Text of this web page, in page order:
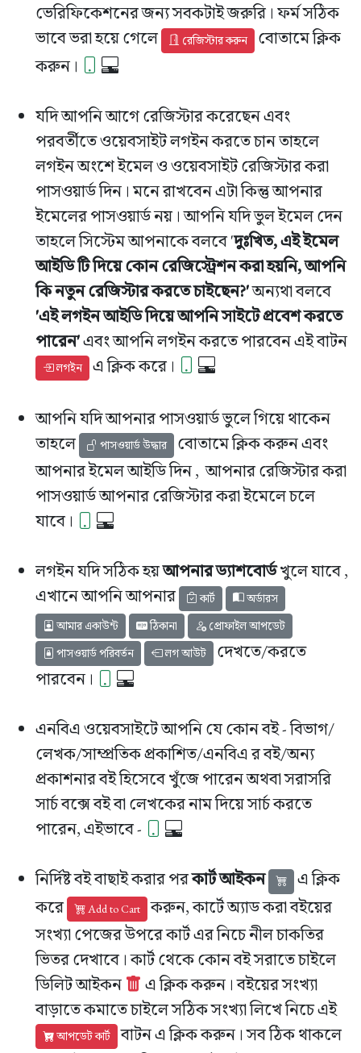
ভেরিফিকেশনের জন্য সবকটাই জরুরি। ফর্ম সঠিক
ভাবে ভরা হয়ে গেলে
রেজিস্টার করুন
বোতামে ক্লিক
করুন।
যদি আপনি আগে রেজিস্টার করেছেন এবং
পরবর্তীতে ওয়েবসাইট লগইন করতে চান তাহলে
লগইন অংশে ইমেল ও ওয়েবসাইট রেজিস্টার করা
পাসওয়ার্ড দিন। মনে রাখবেন এটা কিন্তু আপনার
ইমেলের পাসওয়ার্ড নয়। আপনি যদি ভুল ইমেল দেন
তাহলে সিস্টেম আপনাকে বলবে 'দুঃখিত, এই ইমেল
আইডি টি দিয়ে কোন রেজিস্ট্রেশন করা হয়নি, আপনি
কি নতুন রেজিস্টার করতে চাইছেন?'অন্যথা বলবে
'এই লগইন আইডি দিয়ে আপনি সাইটে প্রবেশ করতে
পারেন'এবংআপনি লগইন করতে পারবেন এই বাটন
লগইন এ ক্লিক করে।
আপনি যদি আপনার পাসওয়ার্ড ভুলে গিয়ে থাকেন
তাহলে
পাসওয়ার্ড উদ্ধার
বোতামে ক্লিক করুন এবং
আপনার ইমেল আইডি দিন , আপনার রেজিস্টার করা
পাসওয়ার্ড আপনার রেজিস্টার করা ইমেলে চলে
যাবে।
লগইন যদি সঠিক হয়আপনার ড্যাশবোর্ডখুলে যাবে ,
এখানে আপনি আপনার
কার্ট
অর্ডারস
আমার একাউন্ট
ঠিকানা
প্রোফাইল আপডেট
পাসওয়ার্ড পরিবর্তন
লগ আউট
দেখতে/করতে
পারবেন।
এনবিএ ওয়েবসাইটে আপনি যে কোন বই - বিভাগ/
লেখক/সাম্প্রতিক প্রকাশিত/এনবিএ র বই/অন্য
প্রকাশনার বই হিসেবে খুঁজে পারেন অথবা সরাসরি
সার্চ বক্সে বই বা লেখকের নাম দিয়ে সার্চ করতে
পারেন, এইভাবে -
নির্দিষ্ট বই বাছাই করার পরকার্ট আইকন
এ ক্লিক
করে
Add to Cart
করুন, কার্টে অ্যাড করা বইয়ের
সংখ্যা পেজের উপরে কার্ট এর নিচে নীল চাকতির
ভিতর দেখাবে। কার্ট থেকে কোন বই সরাতে চাইলে
ডিলিট আইকন
এ ক্লিক করুন। বইয়ের সংখ্যা
বাড়াতে কমাতে চাইলে সঠিক সংখ্যা লিখে নিচে এই
আপডেট কার্ট
বাটন এ ক্লিক করুন। সব ঠিক থাকলে